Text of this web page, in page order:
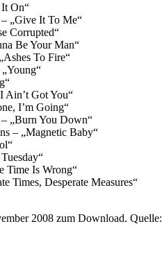
On“
„Give It To Me“
Corrupted“
Be Your Man“
To Fire“
Ain’t Got You“
I’m Going“
„Burn You Down“
– „Magnetic Baby“
Time Is Wrong“
Times, Desperate Measures“
2008 zum Download. Quelle: